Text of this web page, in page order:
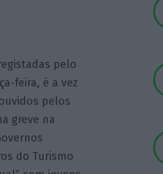
pelo
feira, é a vez
pelos
greve na
do Turismo